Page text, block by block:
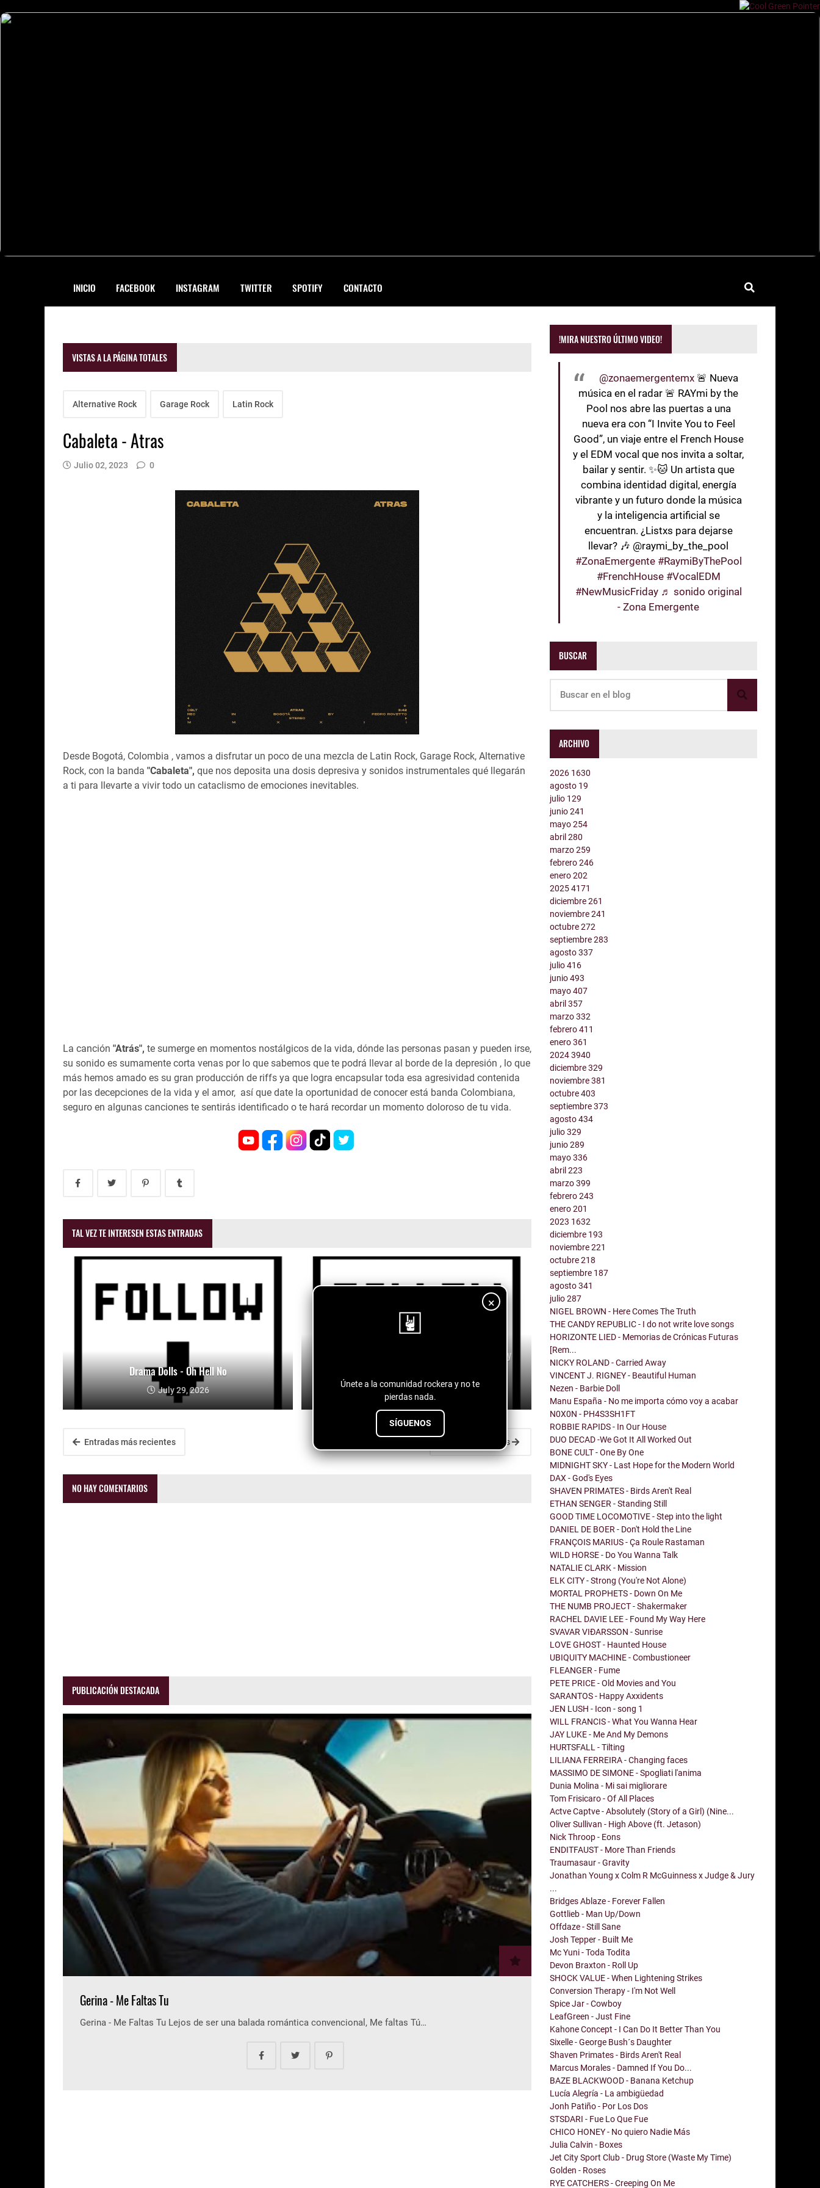
INICIO FACEBOOK INSTAGRAM TWITTER SPOTIFY CONTACTO
×
Únete a la comunidad rockera y no te
pierdas nada.
SÍGUENOS
VISTAS A LA PÁGINA TOTALES
Alternative Rock Garage Rock Latin Rock
Cabaleta - Atras
Julio 02, 2023 0
Desde Bogotá, Colombia , vamos a disfrutar un poco de una mezcla de Latin Rock, Garage Rock, Alternative
Rock, con la banda "Cabaleta", que nos deposita una dosis depresiva y sonidos instrumentales qué llegarán
a ti para llevarte a vivir todo un cataclismo de emociones inevitables.
La canción "Atrás", te sumerge en momentos nostálgicos de la vida, dónde las personas pasan y pueden irse,
su sonido es sumamente corta venas por lo que sabemos que te podrá llevar al borde de la depresión , lo que
más hemos amado es su gran producción de riffs ya que logra encapsular toda esa agresividad contenida
por las decepciones de la vida y el amor, así que date la oportunidad de conocer está banda Colombiana,
seguro en algunas canciones te sentirás identificado o te hará recordar un momento doloroso de tu vida.
TAL VEZ TE INTERESEN ESTAS ENTRADAS
Drama Dolls - Oh Hell No
July 29, 2026
Billy Cueva x Roberto Montalván x Bohemia - Ay
July 29, 2026
Entradas más recientes Entradas antiguas
NO HAY COMENTARIOS
PUBLICACIÓN DESTACADA
Gerina - Me Faltas Tu
Gerina - Me Faltas Tu Lejos de ser una balada romántica convencional, Me faltas Tú…
!MIRA NUESTRO ÚLTIMO VIDEO!
@zonaemergentemx 🚨 Nueva
música en el radar 🚨 RAYmi by the
Pool nos abre las puertas a una
nueva era con “I Invite You to Feel
Good”, un viaje entre el French House
y el EDM vocal que nos invita a soltar,
bailar y sentir. ✨🐱 Un artista que
combina identidad digital, energía
vibrante y un futuro donde la música
y la inteligencia artificial se
encuentran. ¿Listxs para dejarse
llevar? 🎶 @raymi_by_the_pool
#ZonaEmergente #RaymiByThePool
#FrenchHouse #VocalEDM
#NewMusicFriday ♬ sonido original
- Zona Emergente
BUSCAR
ARCHIVO
2026 1630
agosto 19
julio 129
junio241
mayo254
abril280
marzo259
febrero246
enero202
20254171
diciembre261
noviembre241
octubre272
septiembre283
agosto337
julio416
junio493
mayo407
abril357
marzo332
febrero411
enero361
20243940
diciembre329
noviembre381
octubre403
septiembre373
agosto434
julio329
junio289
mayo336
abril223
marzo399
febrero243
enero201
2023 1632
diciembre 193
noviembre221
octubre218
septiembre 187
agosto341
julio287
NIGEL BROWN - Here Comes The Truth
THE CANDY REPUBLIC - I do not write love songs
HORIZONTE LIED - Memorias de Crónicas Futuras
[Rem...
NICKY ROLAND - Carried Away
VINCENT J. RIGNEY - Beautiful Human
Nezen - Barbie Doll
Manu España - No me importa cómo voy a acabar
N0X0N - PH4S3SH1FT
ROBBIE RAPIDS - In Our House
DUO DECAD -We Got It All Worked Out
BONE CULT - One By One
MIDNIGHT SKY - Last Hope for the Modern World
DAX - God's Eyes
SHAVEN PRIMATES - Birds Aren't Real
ETHAN SENGER - Standing Still
GOOD TIME LOCOMOTIVE - Step into the light
DANIEL DE BOER - Don't Hold the Line
FRANÇOIS MARIUS - Ça Roule Rastaman
WILD HORSE - Do You Wanna Talk
NATALIE CLARK - Mission
ELK CITY - Strong (You're Not Alone)
MORTAL PROPHETS - Down On Me
THE NUMB PROJECT - Shakermaker
RACHEL DAVIE LEE - Found My Way Here
SVAVAR VIÐARSSON - Sunrise
LOVE GHOST - Haunted House
UBIQUITY MACHINE - Combustioneer
FLEANGER - Fume
PETE PRICE - Old Movies and You
SARANTOS - Happy Axxidents
JEN LUSH - Icon - song 1
WILL FRANCIS - What You Wanna Hear
JAY LUKE - Me And My Demons
HURTSFALL - Tilting
LILIANA FERREIRA - Changing faces
MASSIMO DE SIMONE - Spogliati l'anima
Dunia Molina - Mi sai migliorare
Tom Frisicaro - Of All Places
Actve Captve - Absolutely (Story of a Girl) (Nine...
Oliver Sullivan - High Above (ft. Jetason)
Nick Throop - Eons
ENDITFAUST - More Than Friends
Traumasaur - Gravity
Jonathan Young x Colm R McGuinness x Judge & Jury
...
Bridges Ablaze - Forever Fallen
Gottlieb - Man Up/Down
Offdaze - Still Sane
Josh Tepper - Built Me
Mc Yuni - Toda Todita
Devon Braxton - Roll Up
SHOCK VALUE - When Lightening Strikes
Conversion Therapy - I'm Not Well
Spice Jar - Cowboy
LeafGreen - Just Fine
Kahone Concept - I Can Do It Better Than You
Sixelle - George Bush´s Daughter
Shaven Primates - Birds Aren't Real
Marcus Morales - Damned If You Do...
BAZE BLACKWOOD - Banana Ketchup
Lucía Alegría - La ambigüedad
Jonh Patiño - Por Los Dos
STSDARI - Fue Lo Que Fue
CHICO HONEY - No quiero Nadie Más
Julia Calvin - Boxes
Jet City Sport Club - Drug Store (Waste My Time)
Golden - Roses
RYE CATCHERS - Creeping On Me